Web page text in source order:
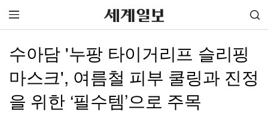
수아담 '누팡 타이거리프 슬리핑
마스크', 여름철 피부 쿨링과 진정
을 위한 ‘필수템’으로 주목